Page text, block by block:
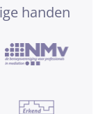
handen